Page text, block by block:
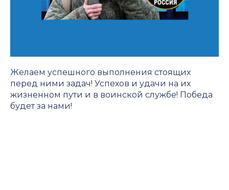
Желаем успешного выполнения стоящих
перед ними задач! Успехов и удачи на их
жизненном пути и в воинской службе! Победа
будет за нами!